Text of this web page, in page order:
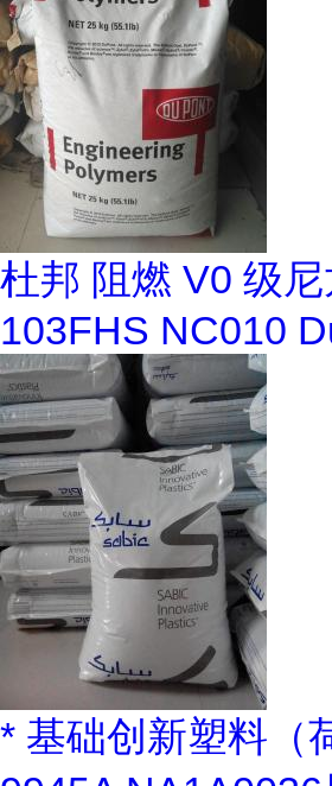
杜邦 阻燃 V0 级
103FHS NC010
* 基础创新塑料（